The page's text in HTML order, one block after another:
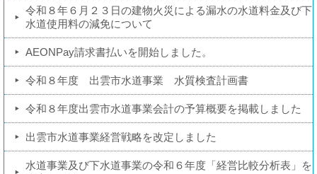
令和８年６月２３日の建物火災による漏水の水道料金及び下
水道使用料の減免について
AEONPay請求書払いを開始しました。
令和８年度 出雲市水道事業 水質検査計画書
令和８年度出雲市水道事業会計の予算概要を掲載しました
出雲市水道事業経営戦略を改定しました
水道事業及び下水道事業の令和６年度「経営比較分析表」を